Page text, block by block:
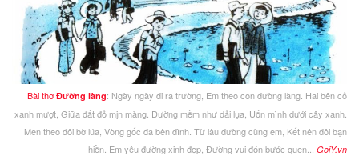
Bài thơĐường làng: Ngày ngày đi ra trường, Em theo con đường làng. Hai bên cỏ
xanh mượt, Giữa đất đỏ mịn màng. Đường mềm như dải lụa, Uốn mình dưới cây xanh.
Men theo đôi bờ lúa, Vòng gốc đa bên đình. Từ lâu đường cùng em, Kết nên đôi bạn
hiền. Em yêu đường xinh đẹp, Đường vui đón bước quen... GoiY.vn